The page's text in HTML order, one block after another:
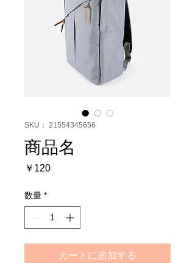
SKU： 21554345656
商品名
￥120価
数量 *
カートに追加する